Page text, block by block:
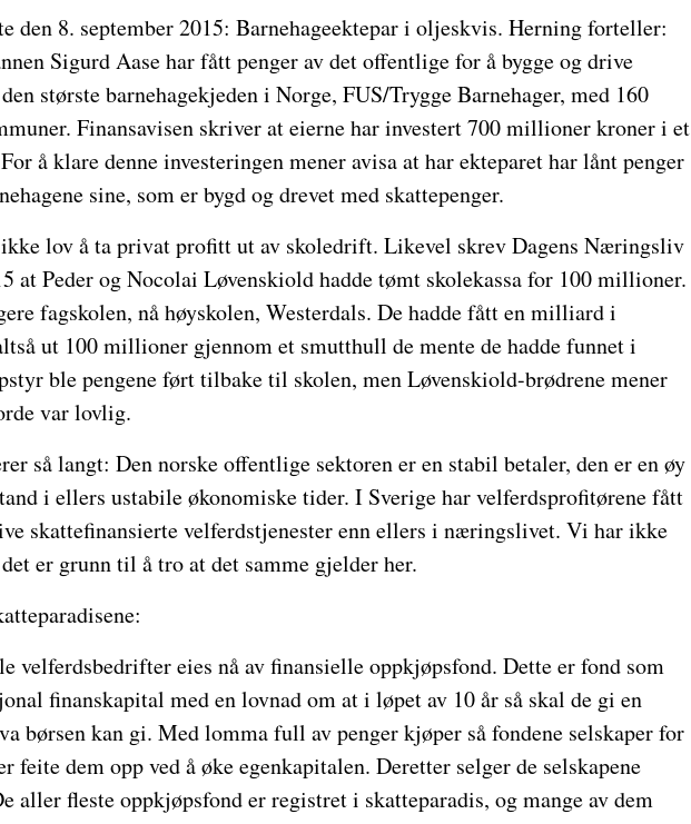
den 8. september 2015: Barnehageektepar i oljeskvis. Herning forteller:
Sigurd Aase har fått penger av det offentlige for å bygge og drive
største barnehagekjeden i Norge, FUS/Trygge Barnehager, med 160
Finansavisen skriver at eierne har investert 700 millioner kroner i et
å klare denne investeringen mener avisa at har ekteparet har lånt penger
sine, som er bygd og drevet med skattepenger.
ikke lov å ta privat profitt ut av skoledrift. Likevel skrev Dagens Næringsliv
at Peder og Nocolai Løvenskiold hadde tømt skolekassa for 100 millioner.
fagskolen, nå høyskolen, Westerdals. De hadde fått en milliard i
ut 100 millioner gjennom et smutthull de mente de hadde funnet i
ble pengene ført tilbake til skolen, men Løvenskiold-brødrene mener
var lovlig.
så langt: Den norske offentlige sektoren er en stabil betaler, den er en øy
i ellers ustabile økonomiske tider. I Sverige har velferdsprofitørene fått
skattefinansierte velferdstjenester enn ellers i næringslivet. Vi har ikke
er grunn til å tro at det samme gjelder her.
velferdsbedrifter eies nå av finansielle oppkjøpsfond. Dette er fond som
finanskapital med en lovnad om at i løpet av 10 år så skal de gi en
børsen kan gi. Med lomma full av penger kjøper så fondene selskaper for
feite dem opp ved å øke egenkapitalen. Deretter selger de selskapene
aller fleste oppkjøpsfond er registret i skatteparadis, og mange av dem